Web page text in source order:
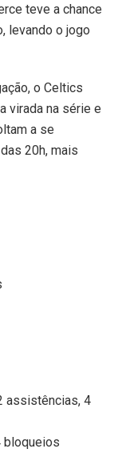
teve a chance
levando o jogo
o Celtics
virada na série e
a se
20h, mais
assistências, 4
bloqueios